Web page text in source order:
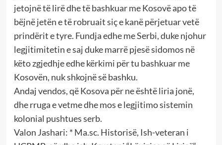
jetojnë të lirë dhe të bashkuar me Kosovë apo të
bëjnë jetën e të robruait siç e kanë përjetuar vetë
prindërit e tyre. Fundja edhe me Serbi, duke njohur
legjitimitetin e saj duke marrë pjesë sidomos në
këto zgjedhje edhe kërkimi për tu bashkuar me
Kosovën, nuk shkojnë së bashku.
Andaj vendos, që Kosova për ne është liria jonë,
dhe rruga e vetme dhe mos e legjitimo sistemin
kolonial pushtues serb.
Valon Jashari: * Ma.sc. Historisë, Ish-veteran i